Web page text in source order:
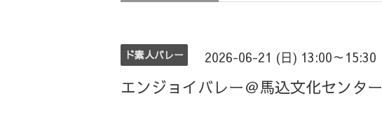
ド素人バレー 2026-06-21 (日) 13:00～15:30
エンジョイバレー＠馬込文化センター